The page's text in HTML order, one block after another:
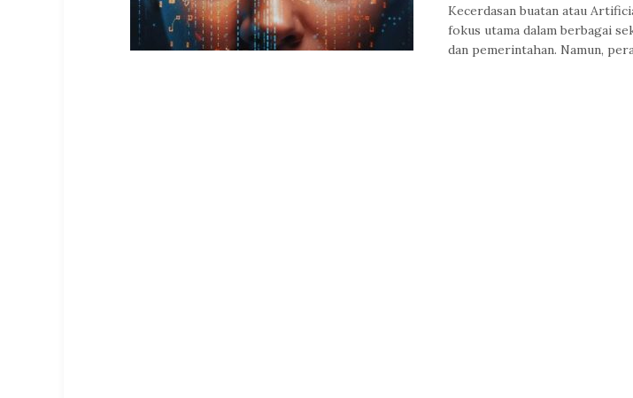
Kecerdasan buatan atau
fokus utama dalam berbagai
dan pemerintahan. Namun,